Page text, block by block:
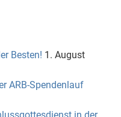
Besten! 1. August
ARB-Spendenlauf